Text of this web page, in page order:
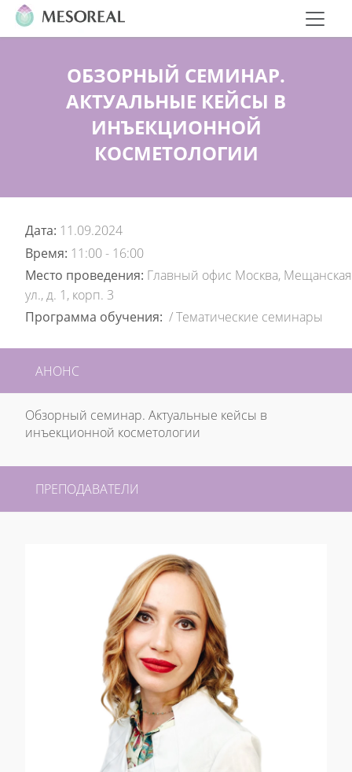
ОБЗОРНЫЙ СЕМИНАР.
АКТУАЛЬНЫЕ КЕЙСЫ В
ИНЪЕКЦИОННОЙ
КОСМЕТОЛОГИИ
Дата: 11.09.2024
Время: 11:00 - 16:00
Место проведения: Главный офис Москва, Мещанская
ул., д. 1, корп. 3
Программа обучения: /Тематические семинары
АНОНС
Обзорный семинар. Актуальные кейсы в
инъекционной косметологии
ПРЕПОДАВАТЕЛИ